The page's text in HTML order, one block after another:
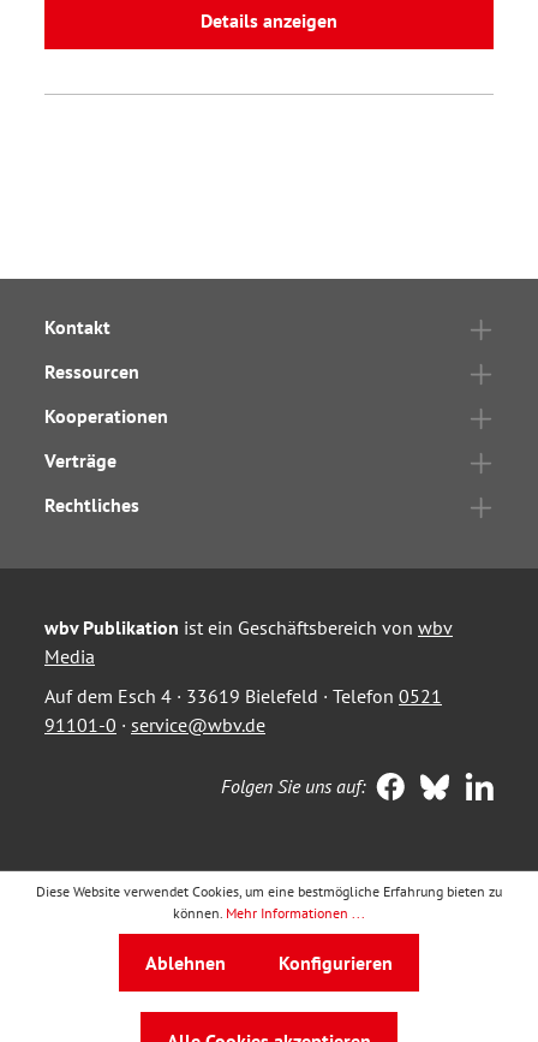
Details anzeigen
Kontakt
Ressourcen
Kooperationen
Verträge
Rechtliches
wbv Publikation ist ein Geschäftsbereich von wbv
Media
Auf dem Esch 4 · 33619 Bielefeld · Telefon 0521
91101-0 · service@wbv.de
Folgen Sie uns auf:
Diese Website verwendet Cookies, um eine bestmögliche Erfahrung bieten zu
können. Mehr Informationen ...
Ablehnen Konfigurieren